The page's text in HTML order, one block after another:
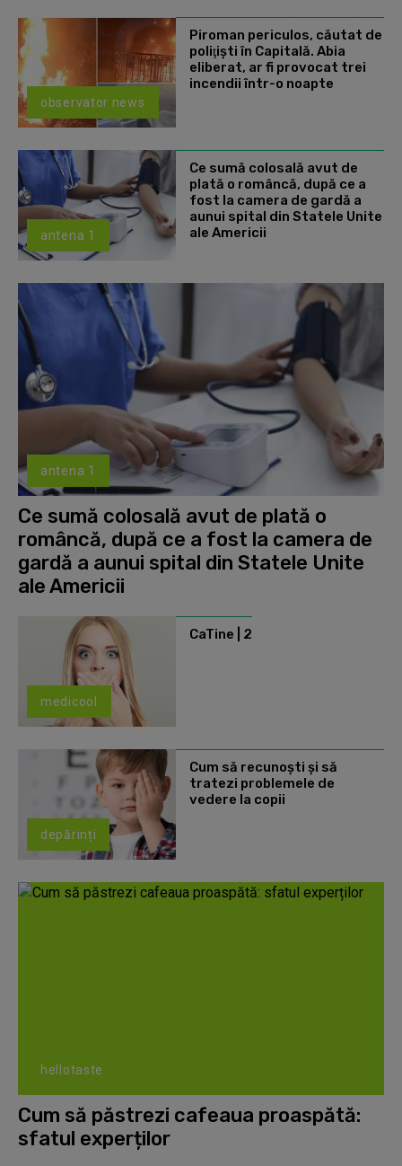
observator news
Piroman periculos, căutat de
poliţişti în Capitală. Abia
eliberat, ar fi provocat trei
incendii într-o noapte
antena 1
Ce sumă colosală avut de
plată o româncă, după ce a
fost la camera de gardă a
aunui spital din Statele Unite
ale Americii
antena 1
Ce sumă colosală avut de plată o
româncă, după ce a fost la camera de
gardă a aunui spital din Statele Unite
ale Americii
medicool
CaTine | 2
depărinți
Cum să recunoști și să
tratezi problemele de
vedere la copii
hellotaste
Cum să păstrezi cafeaua proaspătă:
sfatul experților